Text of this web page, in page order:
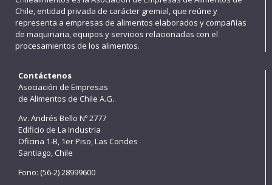
Chile, entidad privada de carácter gremial, que reúne y
representa a empresas de alimentos elaborados y compañías
de maquinaria, equipos y servicios relacionadas con el
procesamientos de los alimentos.
Contáctenos
Asociación de Empresas
de Alimentos de Chile A.G.
Av. Andrés Bello Nº 2777
Edificio de La Industria
Oficina 1-B, 1er Piso, Las Condes
Santiago, Chile
Fono: (56-2) 28999600